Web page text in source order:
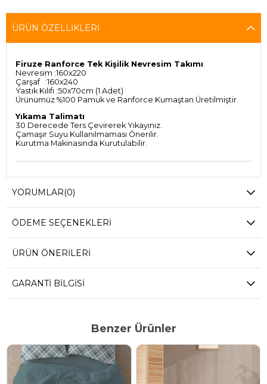
ÜRÜN ÖZELLIKLERI
Firuze Ranforce Tek Kişilik Nevresim Takımı
Nevresim :160x220
Çarşaf :160x240
Yastık Kılıfı :50x70cm (1 Adet)
Ürünümüz %100 Pamuk ve Ranforce Kumaştan Üretilmiştir.
Yıkama Talimatı
30 Derecede Ters Çevirerek Yıkayınız.
Çamaşır Suyu Kullanılmaması Önerilir.
Kurutma Makinasında Kurutulabilir.
YORUMLAR(0)
ÖDEME SEÇENEKLERI
ÜRÜN ÖNERILERI
GARANTI BILGISI
Benzer Ürünler